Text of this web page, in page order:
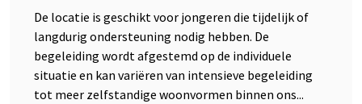
De locatie is geschikt voor jongeren die tijdelijk of
langdurig ondersteuning nodig hebben. De
begeleiding wordt afgestemd op de individuele
situatie en kan variëren van intensieve begeleiding
tot meer zelfstandige woonvormen binnen ons...